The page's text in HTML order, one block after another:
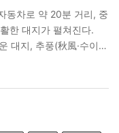
동차로 약 20분 거리, 중
한 대지가 펼쳐진다.
대지, 추풍(秋風·수이
소한 지명과의 싸움이
역명이 러시아어, 중국